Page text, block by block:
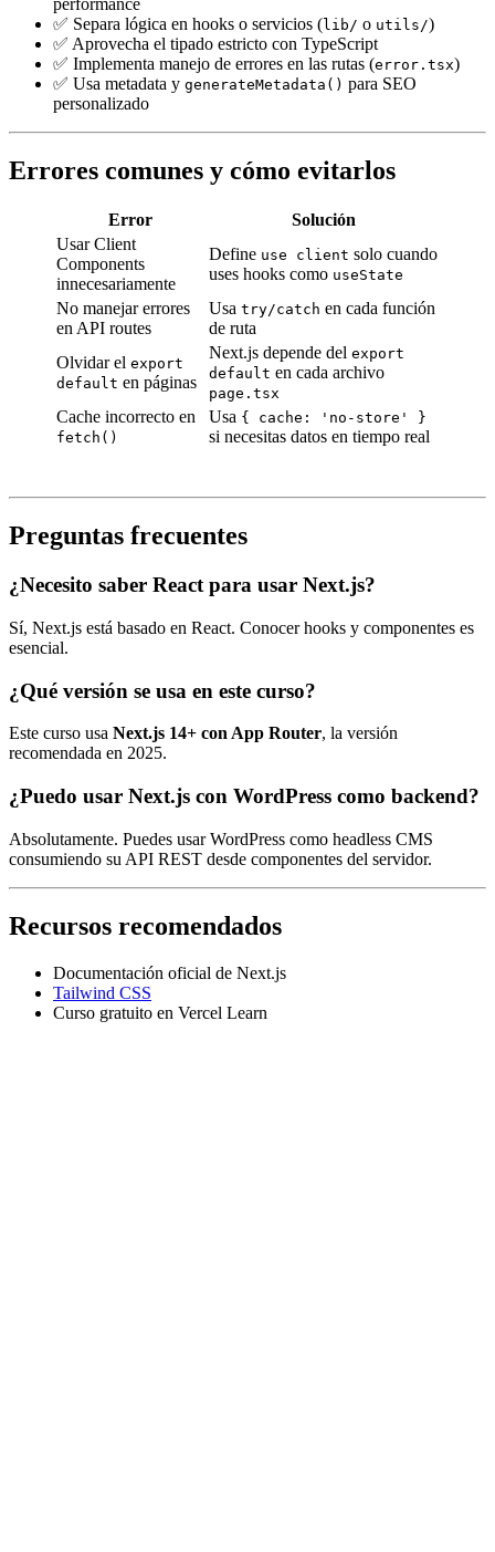
✅ Separa lógica en hooks o servicios (lib/ o utils/)
✅ Aprovecha el tipado estricto con TypeScript
✅ Implementa manejo de errores en las rutas (error.tsx)
✅ Usa metadata y generateMetadata() para SEO
personalizado
Errores comunes y cómo evitarlos
Error
Solución
Usar Client
Components
innecesariamente
Define use client solo cuando
uses hooks como useState
No manejar errores
en API routes
Usa try/catch en cada función
de ruta
Olvidar el export
default en páginas
Next.js depende del export
default en cada archivo
page.tsx
Cache incorrecto en
fetch()
Usa { cache: 'no-store' }
si necesitas datos en tiempo real
Preguntas frecuentes
¿Necesito saber React para usar Next.js?
Sí, Next.js está basado en React. Conocer hooks y componentes es
esencial.
¿Qué versión se usa en este curso?
Este curso usa Next.js 14+ con App Router, la versión
recomendada en 2025.
¿Puedo usar Next.js con WordPress como backend?
Absolutamente. Puedes usar WordPress como headless CMS
consumiendo su API REST desde componentes del servidor.
Recursos recomendados
Documentación oficial de Next.js
Tailwind CSS
Curso gratuito en Vercel Learn